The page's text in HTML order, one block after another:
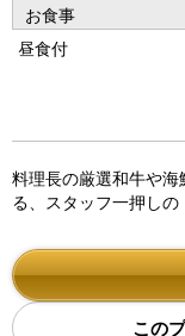
お食事
昼食付
料理長の厳選和牛や
る、スタッフ一押しの
この